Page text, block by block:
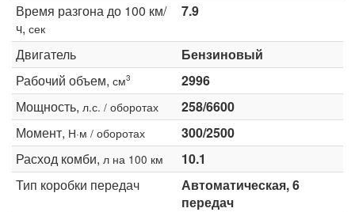
Время разгона до 100 км/
ч, сек
7.9
Двигатель
Бензиновый
Рабочий объем, см3
2996
Мощность, л.с. / оборотах
258/6600
Момент, Н·м / оборотах
300/2500
Расход комби, л на 100 км
10.1
Тип коробки передач
Автоматическая, 6
передач